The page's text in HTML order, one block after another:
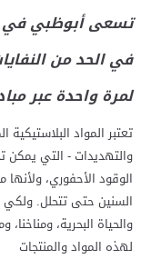
تسعى أبوظبي في
في الحد من
لمرة واحدة عبر
تعتبر المواد
والتهديدات - التي يمكن
الوقود الأحفوري،
السنين حتى تتحلل. ولكي
والحياة البحرية،
لهذه المواد والمنتجات